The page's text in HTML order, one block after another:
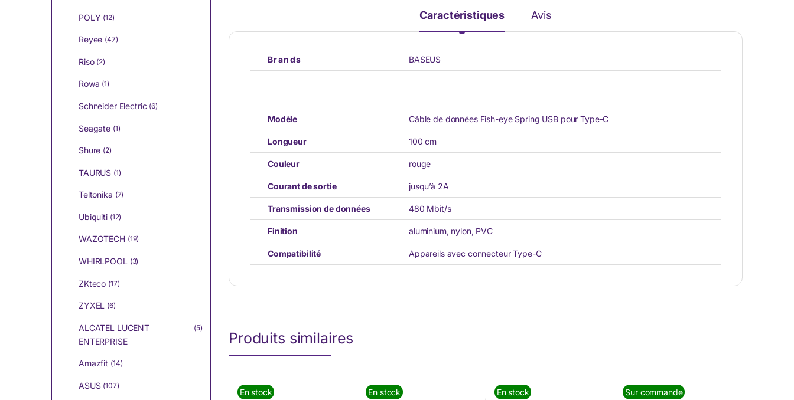
Caractéristiques Avis
Brands BASEUS
Modèle Câble de données Fish-eye Spring USB pour Type-C
Longueur 100 cm
Couleur rouge
Courant de sortie jusqu’à 2A
Transmission de données 480 Mbit/s
Finition aluminium, nylon, PVC
Compatibilité Appareils avec connecteur Type-C
Produits similaires
En stock En stock En stock Sur commande
POLY (12)
Reyee (47)
Riso (2)
Rowa (1)
Schneider Electric (6)
Seagate (1)
Shure (2)
TAURUS (1)
Teltonika (7)
Ubiquiti (12)
WAZOTECH (19)
WHIRLPOOL (3)
ZKteco (17)
ZYXEL (6)
ALCATEL LUCENT
ENTERPRISE
(5)
Amazfit (14)
ASUS (107)